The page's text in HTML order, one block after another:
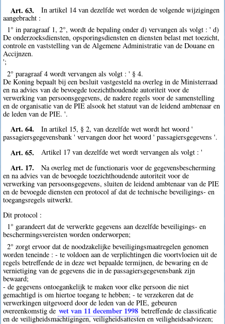
Art. 63.
In artikel 14 van dezelfde wet worden de volgende wijzigingen
aangebracht :
1° in paragraaf 1, 2°, wordt de bepaling onder d) vervangen als volgt : ' d)
De onderzoeksdiensten, opsporingsdiensten en diensten belast met toezicht,
controle en vaststelling van de Algemene Administratie van de Douane en
Accijnzen.
';
2° paragraaf 4 wordt vervangen als volgt : ' § 4.
De Koning bepaalt bij een besluit vastgesteld na overleg in de Ministerraad
en na advies van de bevoegde toezichthoudende autoriteit voor de
verwerking van persoonsgegevens, de nadere regels voor de samenstelling
en de organisatie van de PIE alsook het statuut van de leidend ambtenaar en
de leden van de PIE. '.
Art. 64.
In artikel 15, § 2, van dezelfde wet wordt het woord '
passagiersgegevensbank ' vervangen door het woord ' passagiersgegevens '.
Art. 65. Artikel 17 van dezelfde wet wordt vervangen als volgt : '
Art. 17.
Na overleg met de functionaris voor de gegevensbescherming
en na advies van de bevoegde toezichthoudende autoriteit voor de
verwerking van persoonsgegevens, sluiten de leidend ambtenaar van de PIE
en de bevoegde diensten een protocol af dat de technische beveiligings- en
toegangsregels uitwerkt.
Dit protocol :
1° garandeert dat de verwerkte gegevens aan dezelfde beveiligings- en
beschermingsvereisten worden onderworpen;
2° zorgt ervoor dat de noodzakelijke beveiligingsmaatregelen genomen
worden teneinde : - te voldoen aan de verplichtingen die voortvloeien uit de
regels betreffende de in deze wet bepaalde termijnen, de bewaring en de
vernietiging van de gegevens die in de passagiersgegevensbank zijn
bewaard;
- de gegevens ontoegankelijk te maken voor elke persoon die niet
gemachtigd is om hiertoe toegang te hebben; - te verzekeren dat de
verwerkingen uitgevoerd door de leden van de PIE, gebeuren
overeenkomstig de wet van 11 december 1998 betreffende de classificatie
en de veiligheidsmachtigingen, veiligheidsattesten en veiligheidsadviezen;